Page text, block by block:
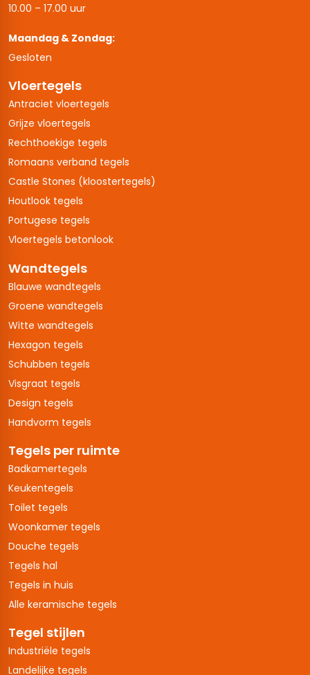
10.00 – 17.00 uur
Maandag & Zondag:
Gesloten
Vloertegels
Antraciet vloertegels
Grijze vloertegels
Rechthoekige tegels
Romaans verband tegels
Castle Stones (kloostertegels)
Houtlook tegels
Portugese tegels
Vloertegels betonlook
Wandtegels
Blauwe wandtegels
Groene wandtegels
Witte wandtegels
Hexagon tegels
Schubben tegels
Visgraat tegels
Design tegels
Handvorm tegels
Tegels per ruimte
Badkamertegels
Keukentegels
Toilet tegels
Woonkamer tegels
Douche tegels
Tegels hal
Tegels in huis
Alle keramische tegels
Tegel stijlen
Industriële tegels
Landelijke tegels